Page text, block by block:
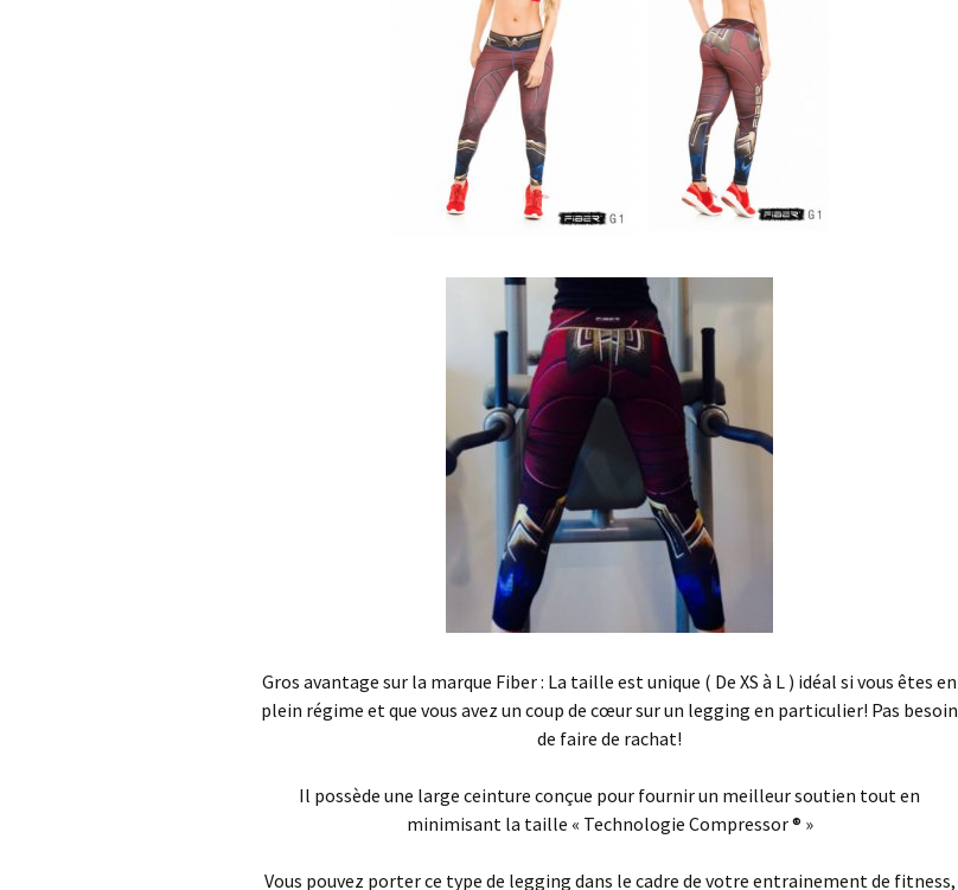
Gros avantage sur la marque Fiber : La taille est unique ( De XS à L ) idéal si vous êtes en
plein régime et que vous avez un coup de cœur sur un legging en particulier! Pas besoin
de faire de rachat!
Il possède une large ceinture conçue pour fournir un meilleur soutien tout en
minimisant la taille « Technologie Compressor ® »
Vous pouvez porter ce type de legging dans le cadre de votre entrainement de fitness,